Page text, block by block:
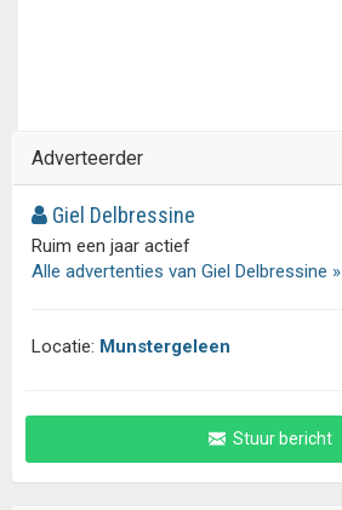
Adverteerder
Giel Delbressine
Ruim een jaar actief
Alle advertenties van Giel Delbressine »
Locatie: Munstergeleen
Stuur bericht